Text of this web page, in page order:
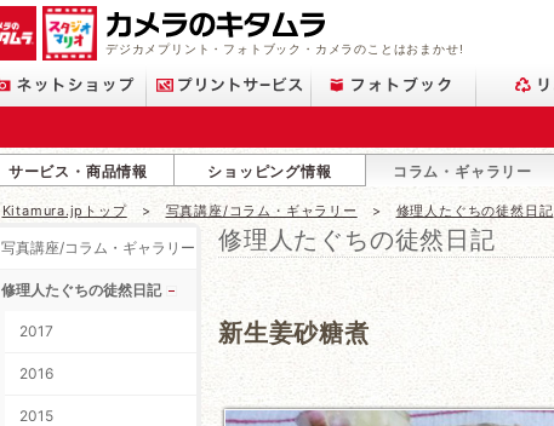
デジカメプリント・フォトブック・カメラのことはおまかせ!
サービス・商品情報 ショッピング情報 コラム・ギャラリー
Kitamura.jpトップ 写真講座/コラム・ギャラリー 修理人たぐちの徒然日記
修理人たぐちの徒然日記
新生姜砂糖煮
写真講座/コラム・ギャラリー
修理人たぐちの徒然日記
2017
2016
2015